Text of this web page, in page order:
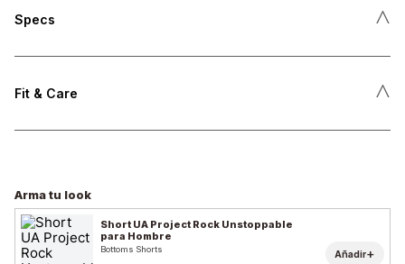
Specs ˄
Fit & Care ˄
Arma tu look
Short UA Project Rock Unstoppable
para Hombre
Bottoms Shorts Añadir+